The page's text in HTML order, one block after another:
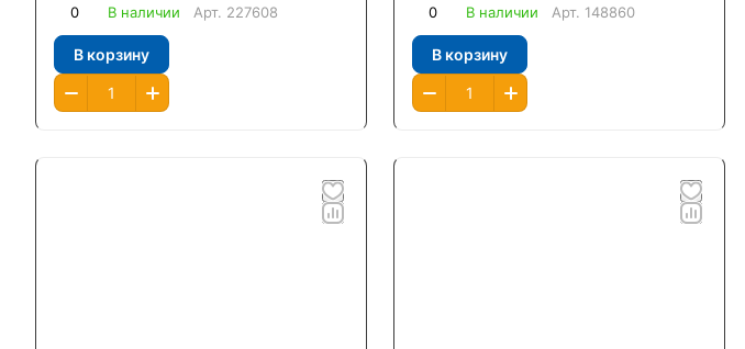
0 В наличии Арт. 227608
В корзину
0 В наличии Арт. 148860
В корзину